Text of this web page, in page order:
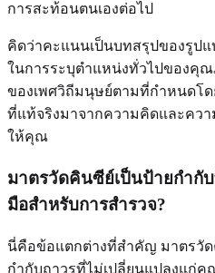
การสะท้อนตนเองต่อไป
คิดว่าคะแนนเป็นบทสรุปของรูป
ในการระบุตำแหน่งทั่วไปของคุ
ของเพศวิถีมนุษย์ตามที่กำหนดโด
ที่แท้จริงมาจากความคิดและคว
ให้คุณ
มาตรวัดคินซีย์เป็นป้ายกำกั
มือสำหรับการสำรวจ?
นี่คือข้อแตกต่างที่สำคัญ มาตรวัด
กำกับถาวรที่ไม่เปลี่ยนแปลงแก่คุ